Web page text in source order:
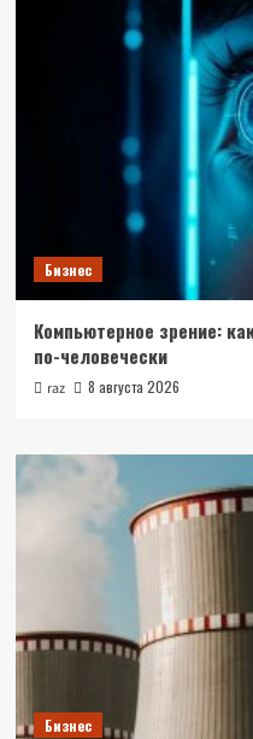
Бизнес
Компьютерное зрение:
по-человечески
raz 8 августа 2026
Бизнес